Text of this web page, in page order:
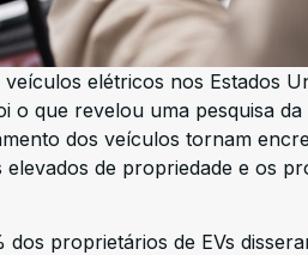
elétricos nos Estados
que revelou uma pesquisa
dos veículos tornam
de propriedade e os
proprietários de EVs